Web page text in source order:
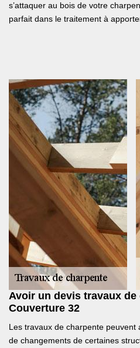
s’attaquer au bois de votre
parfait dans le traitement à
Avoir un devis travaux de
Couverture 32
Les travaux de charpente peuvent
de changements de certaines